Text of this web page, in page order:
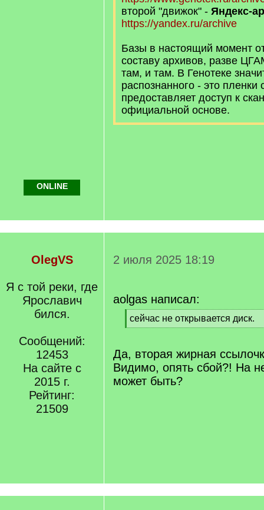
второй "движок" - Яндекс-
https://yandex.ru/archive
Базы в настоящий момент
составу архивов, разве
там, и там. В Генотеке
распознанного - это пленки
предоставляет доступ к
официальной основе.
ONLINE
OlegVS
Я с той реки, где
Ярославич
бился.
Сообщений:
12453
На сайте с
2015 г.
Рейтинг:
21509
2 июля 2025 18:19
aolgas написал:
[
q
сейчас не открывается диск.
[
]
Да, вторая жирная
Видимо, опять сбой?! На
может быть?